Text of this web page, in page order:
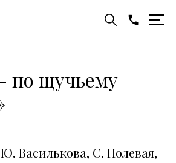
по щучьему
Василькова, С. Полевая,